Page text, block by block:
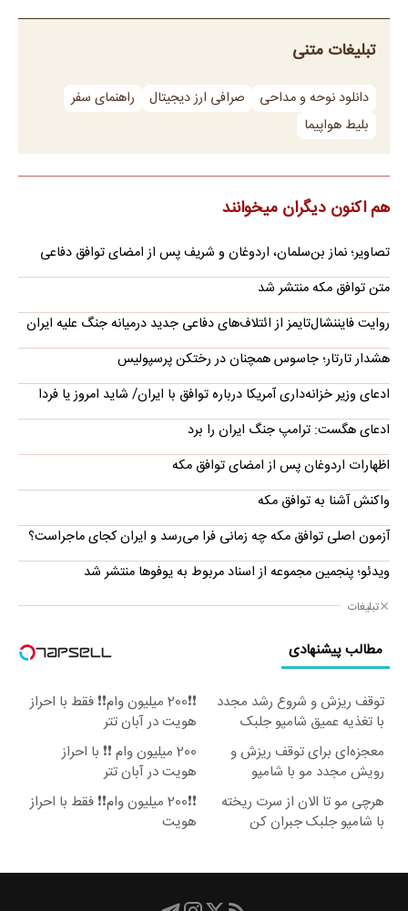
تبلیغات متنی
دانلود نوحه و مداحی صرافی ارز دیجیتال
راهنمای سفر
بلیط هواپیما
هم اکنون دیگران میخوانند
تصاویر؛ نماز بن‌سلمان، اردوغان و شریف پس از امضای توافق دفاعی
متن توافق مکه منتشر شد
روایت فایننشال‌تایمز از ائتلاف‌های دفاعی جدید درمیانه جنگ علیه ایران
هشدار تارتار؛ جاسوس همچنان در رختکن پرسپولیس
ادعای وزیر خزانه‌داری آمریکا درباره توافق با ایران/ شاید امروز یا فردا
ادعای هگست: ترامپ جنگ ایران را برد
اظهارات اردوغان پس از امضای توافق مکه
واکنش آشنا به توافق مکه
آزمون اصلی توافق مکه چه زمانی فرا می‌رسد و ایران کجای ماجراست؟
ویدئو؛ پنجمین مجموعه از اسناد مربوط به یوفوها منتشر شد
تبلیغات
مطالب پیشنهادی
توقف ریزش و شروع رشد مجدد
با تغذیه عمیق شامپو جلبک
اسپیرولینا
❗❗200 میلیون وام❗❗ فقط با احراز
هویت در آبان تتر
معجزه‌ای برای توقف ریزش و
رویش مجدد مو با شامپو
جلبک(تخفیف ویژه)
200 میلیون وام ❗❗ با احراز
هویت در آبان تتر
هرچی مو تا الان از سرت ریخته
با شامپو جلبک جبران کن
❗❗200 میلیون وام❗❗ فقط با احراز
هویت